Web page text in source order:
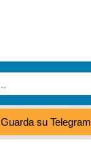
Guarda su Telegram